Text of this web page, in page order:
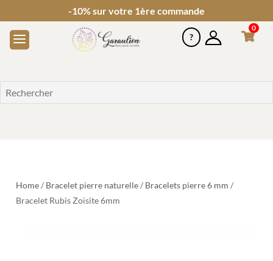
-10% sur votre 1ère commande
0
Home/ Bracelet pierre naturelle/ Bracelets pierre 6 mm /
Bracelet Rubis Zoïsite 6mm